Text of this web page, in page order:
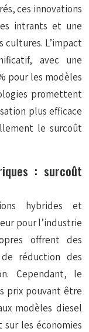
ces innovations
intrants et une
cultures. L’impact
avec une
pour les modèles
promettent
plus efficace
le surcoût
: surcoût
hybrides et
pour l’industrie
offrent des
réduction des
Cependant, le
prix pouvant être
modèles diesel
les économies